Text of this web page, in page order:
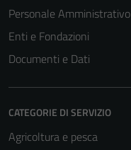
Personale Amministrativo
Enti e Fondazioni
Documenti e Dati
CATEGORIE DI SERVIZIO
Agricoltura e pesca